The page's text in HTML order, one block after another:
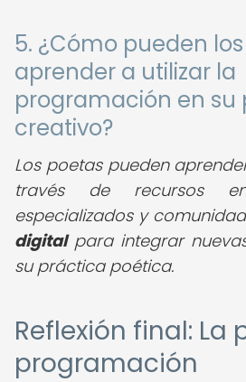
5. ¿Cómo pueden
aprender a utilizar la
programación en su
creativo?
Los poetas pueden
través de recursos
especializados y
digitalpara integrar
su práctica poética.
Reflexión final: La
programación